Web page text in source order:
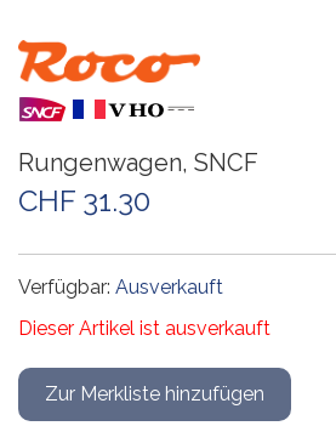
Rungenwagen, SNCF
CHF 31.30
Verfügbar: Ausverkauft
Dieser Artikel ist ausverkauft